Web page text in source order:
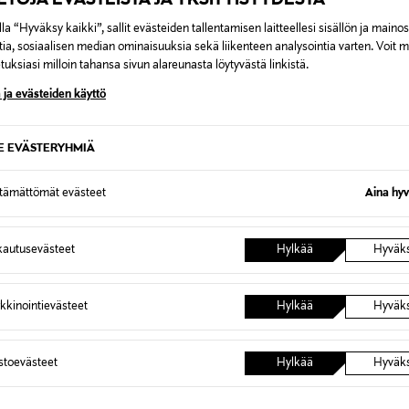
“Hyväksy kaikki”, sallit evästeiden tallentamisen laitteellesi sisällön ja
sosiaalisen median ominaisuuksia sekä liikenteen analysointia varten. Voit
milloin tahansa sivun alareunasta löytyvästä linkistä.
ja evästeiden käyttö
EVÄSTERYHMIÄ
evästeet Aina
Hylkää
Hylkää
Hylkää
–
21064
Original Price
280,99 €
LEGO
LEGO
21067
Original
349,99